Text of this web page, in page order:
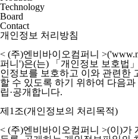
Technology
Board
Contact
개인정보 처리방침
< (주)엔비바이오컴퍼니
퍼니')은(는) 「개인정보 보호법
인정보를 보호하고 이와 관련한
할 수 있도록 하기 위하여 다음
립·공개합니다.
제1조(개인정보의 처리목적)
< (주)엔비바이오컴퍼니 >(이)가